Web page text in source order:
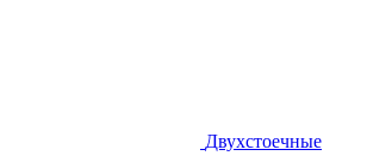
Двухстоечные